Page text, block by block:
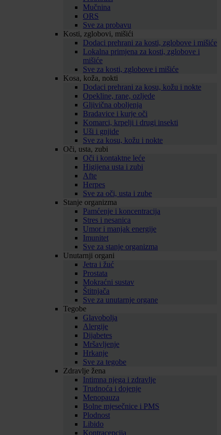
Mučnina
ORS
Sve za probavu
Kosti, zglobovi, mišići
Dodaci prehrani za kosti, zglobove i mišiće
Lokalna primjena za kosti, zglobove i
mišiće
Sve za kosti, zglobove i mišiće
Kosa, koža, nokti
Dodaci prehrani za kosu, kožu i nokte
Opekline, rane, ozljede
Gljivična oboljenja
Bradavice i kurje oči
Komarci, krpelji i drugi insekti
Uši i gnjide
Sve za kosu, kožu i nokte
Oči, usta, zubi
Oči i kontaktne leće
Higijena usta i zubi
Afte
Herpes
Sve za oči, usta i zube
Stanje organizma
Pamćenje i koncentracija
Stres i nesanica
Umor i manjak energije
Imunitet
Sve za stanje organizma
Unutarnji organi
Jetra i žuć
Prostata
Mokraćni sustav
Štitnjača
Sve za unutarnje organe
Tegobe
Glavobolja
Alergije
Dijabetes
Mršavljenje
Hrkanje
Sve za tegobe
Zdravlje žena
Intimna njega i zdravlje
Trudnoća i dojenje
Menopauza
Bolne mjesečnice i PMS
Plodnost
Libido
Kontracepcija